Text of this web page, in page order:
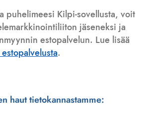
puhelimeesi Kilpi-sovellusta, voit
jäseneksi ja
estopalvelun. Lue lisää
.
haut tietokannastamme: